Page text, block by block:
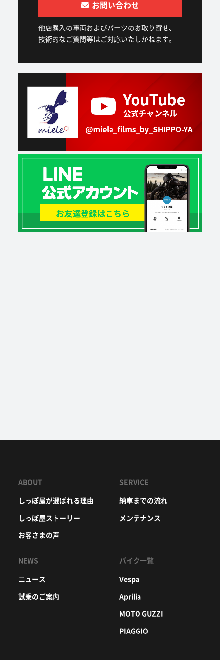
お問い合わせ
他店購入の車両およびパーツのお取り寄せ、
技術的なご質問等はご対応いたしかねます。
ABOUT
しっぽ屋が選ばれる理由
しっぽ屋ストーリー
お客さまの声
NEWS
ニュース
試乗のご案内
SERVICE
納車までの流れ
メンテナンス
バイク一覧
Vespa
Aprilia
MOTO GUZZI
PIAGGIO